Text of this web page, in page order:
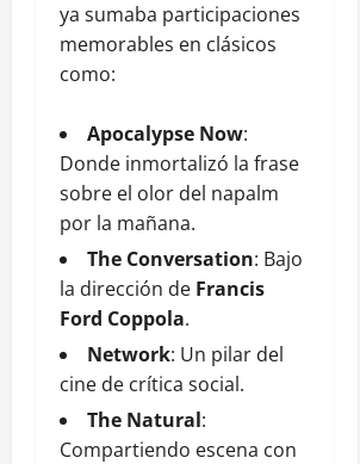
ya sumaba participaciones
memorables en clásicos
como:
Apocalypse Now:
Donde inmortalizó la frase
sobre el olor del napalm
por la mañana.
The Conversation: Bajo
la dirección de Francis
Ford Coppola.
Network: Un pilar del
cine de crítica social.
The Natural:
Compartiendo escena con